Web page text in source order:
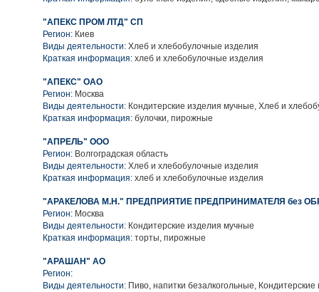
"АПЕКС ПРОМ ЛТД" СП
Регион: Киев
Виды деятельности: Хлеб и хлебобулочные изделия
Краткая информация: хлеб и хлебобулочные изделия
"АПЕКС" ОАО
Регион: Москва
Виды деятельности: Кондитерские изделия мучные, Хлеб и
Краткая информация: булочки, пирожные
"АПРЕЛЬ" ООО
Регион: Волгоградская область
Виды деятельности: Хлеб и хлебобулочные изделия
Краткая информация: хлеб и хлебобулочные изделия
"АРАКЕЛОВА М.Н." ПРЕДПРИЯТИЕ ПРЕДПРИНИМАТЕЛЯ без
Регион: Москва
Виды деятельности: Кондитерские изделия мучные
Краткая информация: торты, пирожные
"АРАШАН" АО
Регион:
Виды деятельности: Пиво, напитки безалкогольные,